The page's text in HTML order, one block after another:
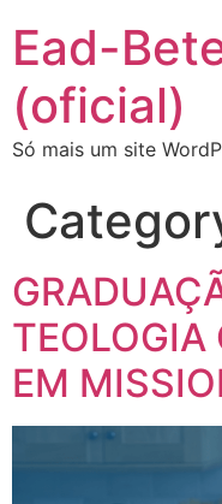
Ead-
(oficial)
Só mais um site
TEOLOGIA
EM